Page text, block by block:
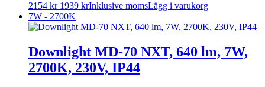
2154kr 1939 krInklusive momsLägg i varukorg
7W - 2700K
Downlight MD-70 NXT, 640 lm, 7W,
2700K, 230V, IP44